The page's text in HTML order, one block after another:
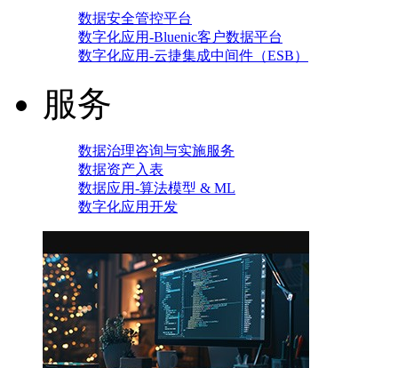
数据安全管控平台
数字化应用-Bluenic客户数据平台
数字化应用-云捷集成中间件（ESB）
服务
数据治理咨询与实施服务
数据资产入表
数据应用-算法模型 & ML
数字化应用开发